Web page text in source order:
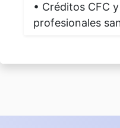
• Créditos CFC
profesionales